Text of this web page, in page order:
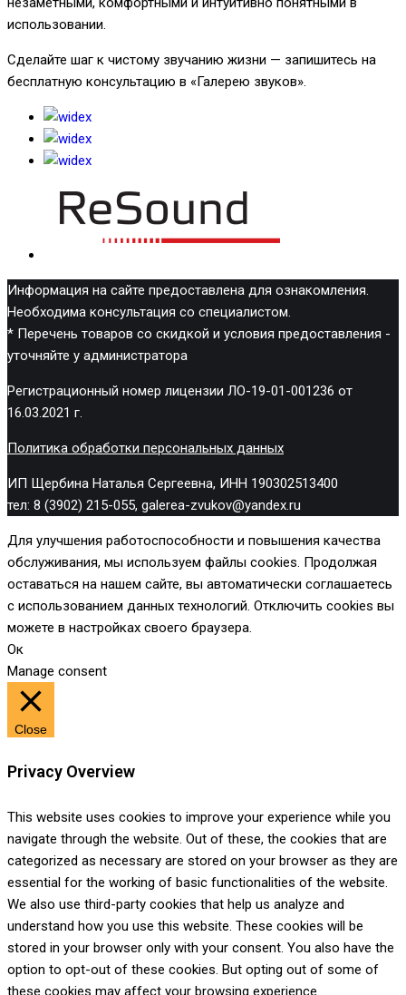
использовании.
Сделайте шаг к чистому звучанию жизни — запишитесь на
бесплатную консультацию в «Галерею звуков».
Информация на сайте предоставлена для ознакомления.
Необходима консультация со специалистом.
* Перечень товаров со скидкой и условия предоставления -
уточняйте у администратора
Регистрационный номер лицензии ЛО-19-01-001236 от
16.03.2021 г.
Политика обработки персональных данных
ИП Щербина Наталья Сергеевна, ИНН 190302513400
тел: 8 (3902) 215-055, galerea-zvukov@yandex.ru
Для улучшения работоспособности и повышения качества
обслуживания, мы используем файлы cookies. Продолжая
оставаться на нашем сайте, вы автоматически соглашаетесь
с использованием данных технологий. Отключить cookies вы
можете в настройках своего браузера.
Ок
Manage consent
Close
Privacy Overview
This website uses cookies to improve your experience while you
navigate through the website. Out of these, the cookies that are
categorized as necessary are stored on your browser as they are
essential for the working of basic functionalities of the website.
We also use third-party cookies that help us analyze and
understand how you use this website. These cookies will be
stored in your browser only with your consent. You also have the
option to opt-out of these cookies. But opting out of some of
these cookies may affect your browsing experience.